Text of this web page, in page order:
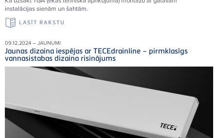
instalācijas sienām un šahtām.
LASĪT RAKSTU
09.12.2024 – JAUNUMI
Jaunas dizaina iespējas ar TECEdrainline – pirmklasīgs
vannasistabas dizaina risinājums